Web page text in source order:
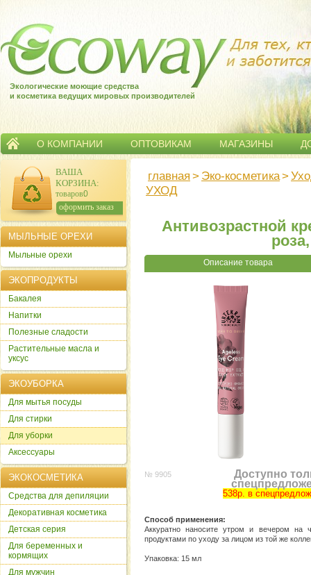
Экологические моющие средства
и косметика ведущих мировых производителей
О КОМПАНИИ ОПТОВИКАМ МАГАЗИНЫ
главная > Эко-косметика>
УХОД
Антивозрастной
Описание товара
№ 9905
Доступно
538р. в
Способ применения:
Аккуратно наносите утром и вечером на
продуктами по уходу за лицом из той же
Упаковка: 15 мл
ВАША
КОРЗИНА:
товаров:0
сумма: 0р.
оформить заказ
МЫЛЬНЫЕ ОРЕХИ
Мыльные орехи
ЭКОПРОДУКТЫ
Бакалея
Напитки
Полезные сладости
Растительные масла и
уксус
ЭКОУБОРКА
Для мытья посуды
Для стирки
Для уборки
Аксессуары
ЭКОКОСМЕТИКА
Cредства для депиляции
Декоративная косметика
Детская серия
Для беременных и
кормящих
Для мужчин